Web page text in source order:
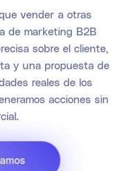
vender a otras
de marketing B2B
sobre el cliente,
y una propuesta de
reales de los
acciones sin